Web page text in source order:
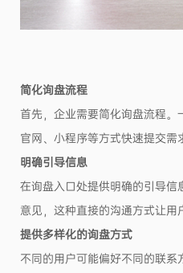
简化询盘流程
首先，企业需要简化询盘流程。
官网、小程序等方式快速提交需
明确引导信息
在询盘入口处提供明确的引导
意见，这种直接的沟通方式让用
提供多样化的询盘方式
不同的用户可能偏好不同的联